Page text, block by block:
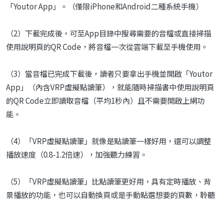
「Youtor App」。（僅限iPhone和Android二種系統手機）
（2）下載完成後，可至App目錄中搜尋需要的音檔或直接掃描
使用說明頁的QR Code，將音檔一次從雲端下載至手機使用。
（3）當音檔已完成下載後，讀者只要拿出手機並開啟「Youtor
App」（內含VRP虛擬點讀筆），就能隨時掃描書中使用說明頁
的QR Code立即讀取音檔（平均1秒內）且不需要開啟上網功
能。
（4）「VRP虛擬點讀筆」就像是點讀筆一樣好用，還可以調整
播放速度（0.8-1.2倍速），加強聽力練習。
（5）「VRP虛擬點讀筆」比點讀筆更好用，具有定時播放、背
景播放的功能，也可以自動換頁或是手動點選想要的頁數，聆聽